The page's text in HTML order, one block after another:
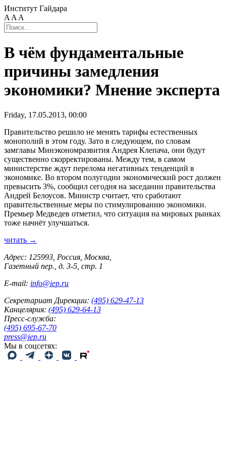
Институт Гайдара
A A A
В чём фундаментальные
причины замедления
экономики? Мнение эксперта
Friday, 17.05.2013, 00:00
Правительство решило не менять тарифы естественных
монополий в этом году. Зато в следующем, по словам
замглавы Минэкономразвития Андрея Клепача, они будут
существенно скорректированы. Между тем, в самом
министерстве ждут перелома негативных тенденций в
экономике. Во втором полугодии экономический рост должен
превысить 3%, сообщил сегодня на заседании правительства
Андрей Белоусов. Министр считает, что сработают
правительственные меры по стимулированию экономики.
Премьер Медведев отметил, что ситуация на мировых рынках
тоже начнёт улучшаться.
читать →
Адрес: 125993, Россия, Москва,
Газетный пер., д. 3-5, стр. 1
E-mail: info@iep.ru
Секретариат Дирекции: (495) 629-47-13
Канцелярия: (495) 629-64-13
Пресс-служба:
(495) 695-67-70
press@iep.ru
Мы в соцсетях: